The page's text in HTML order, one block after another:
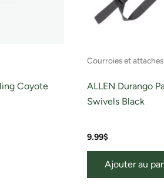
Coyote
Courroies et attaches
ALLEN Durango
Swivels Black
9.99$
Ajouter au